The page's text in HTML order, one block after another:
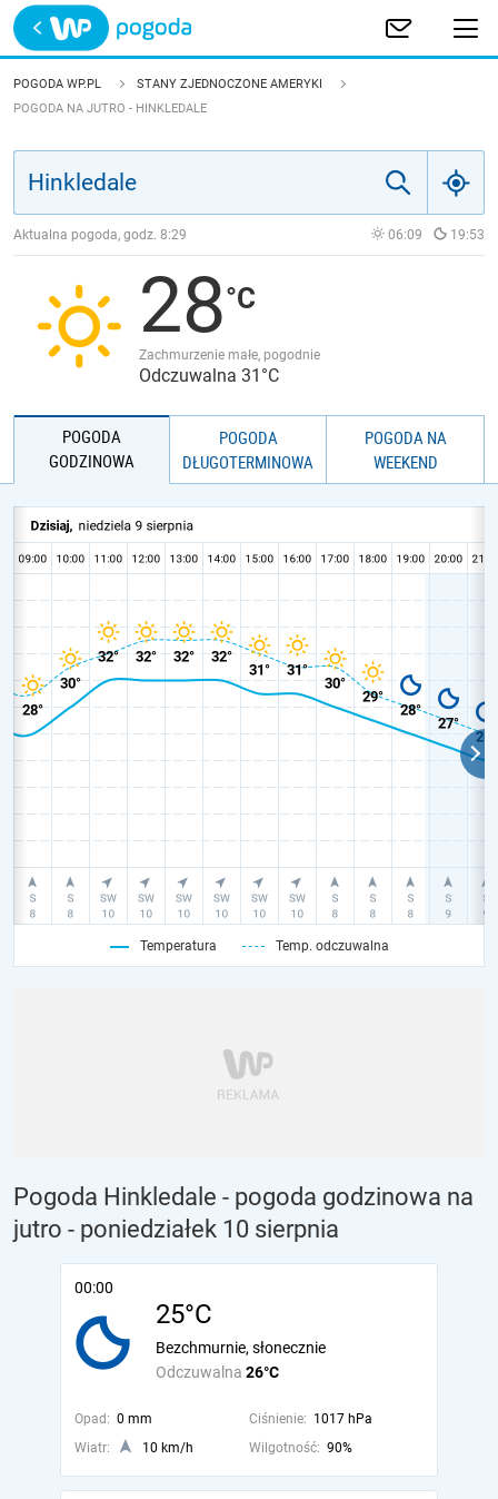
Trwa ładowanie
POLSKA
JAKOŚĆ POWIETRZA
POGODA WP.PL
STANY ZJEDNOCZONE AMERYKI
POGODA NA JUTRO - HINKLEDALE
Aktualna pogoda, godz. 8:29 06:09 19:53
28
Zachmurzenie małe, pogodnie
Odczuwalna 31°C
POGODA
GODZINOWA
POGODA
DŁUGOTERMINOWA
POGODA NA
WEEKEND
Temperatura Temp. odczuwalna
Pogoda Hinkledale - pogoda godzinowa na
jutro - poniedziałek 10 sierpnia
00:00
25°C
Odczuwalna 26°C
Bezchmurnie, słonecznie
Opad: 0 mm Ciśnienie: 1017 hPa
Wiatr:
10 km/h Wilgotność: 90%